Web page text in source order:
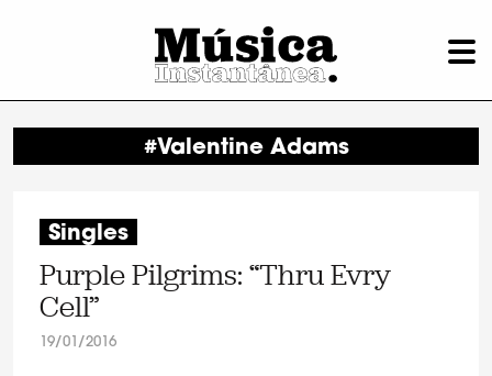
#Valentine Adams
Singles
Purple Pilgrims: “Thru Evry
Cell”
19/01/2016